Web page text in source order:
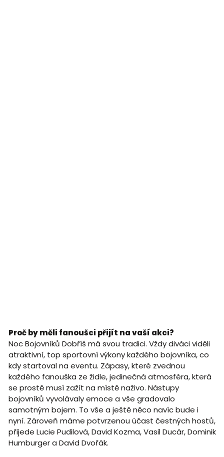
Proč by měli fanoušci přijít na vaší akci?
Noc Bojovníků Dobříš má svou tradici. Vždy diváci viděli
atraktivní, top sportovní výkony každého bojovníka, co
kdy startoval na eventu. Zápasy, které zvednou
každého fanouška ze židle, jedinečná atmosféra, která
se prostě musí zažít na místě naživo. Nástupy
bojovníků vyvolávaly emoce a vše gradovalo
samotným bojem. To vše a ještě něco navíc bude i
nyní. Zároveň máme potvrzenou účast čestných hostů,
přijede Lucie Pudilová, David Kozma, Vasil Ducár, Dominik
Humburger a David Dvořák.